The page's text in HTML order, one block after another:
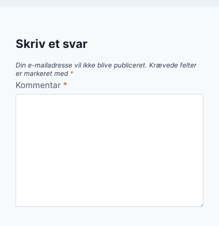
Skriv et svar
Din e-mailadresse vil ikke blive publiceret. Krævede felter
er markeret med *
Kommentar *